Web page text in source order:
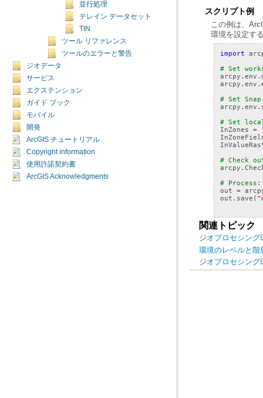
並行処理
テレイン データセット
TIN
ツール リファレンス
ツールのエラーと警告
ジオデータ
サービス
エクステンション
ガイド ブック
モバイル
開発
ArcGIS チュートリアル
Copyright information
使用許諾契約書
ArcGIS Acknowledgments
スクリプト例
この例は、
環境を設定す
import
# Set
arcpy . env .
arcpy . env .
# Set
arcpy . env .
# Set
InZones =
# Check
arcpy .
#
out =
out . save (
関連トピック
ジオプロセシング
環境のレベルと階
ジオプロセシング